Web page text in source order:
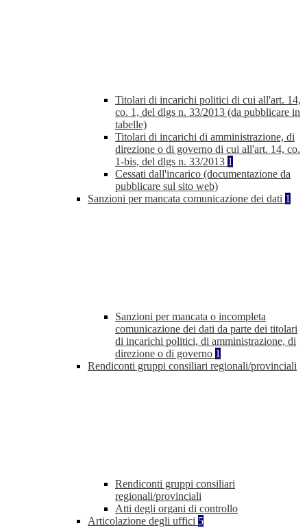
Titolari di incarichi politici di cui all'art. 14,
co. 1, del dlgs n. 33/2013 (da pubblicare in
tabelle)
Titolari di incarichi di amministrazione, di
direzione o di governo di cui all'art. 14, co.
1-bis, del dlgs n. 33/2013 1
Cessati dall'incarico (documentazione da
pubblicare sul sito web)
Sanzioni per mancata comunicazione dei dati 1
Sanzioni per mancata o incompleta
comunicazione dei dati da parte dei titolari
di incarichi politici, di amministrazione, di
direzione o di governo 1
Rendiconti gruppi consiliari regionali/provinciali
Rendiconti gruppi consiliari
regionali/provinciali
Atti degli organi di controllo
Articolazione degli uffici 5